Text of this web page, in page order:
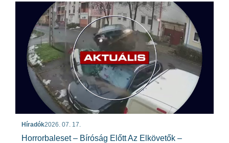
Híradók2026. 07. 17.
Horrorbaleset – Bíróság Előtt Az Elkövetők –